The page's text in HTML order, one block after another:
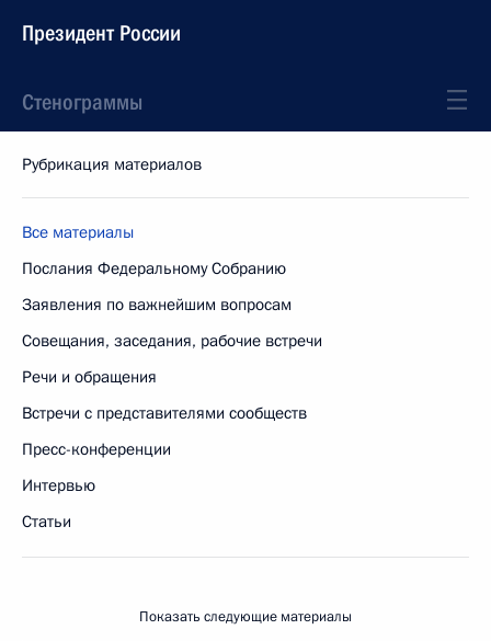
Президент России
Стенограммы
Рубрикация материалов
Все материалы
Послания Федеральному Собранию
Заявления по важнейшим вопросам
Совещания, заседания, рабочие встречи
Речи и обращения
Встречи с представителями сообществ
Пресс-конференции
Интервью
Статьи
Показать следующие материалы